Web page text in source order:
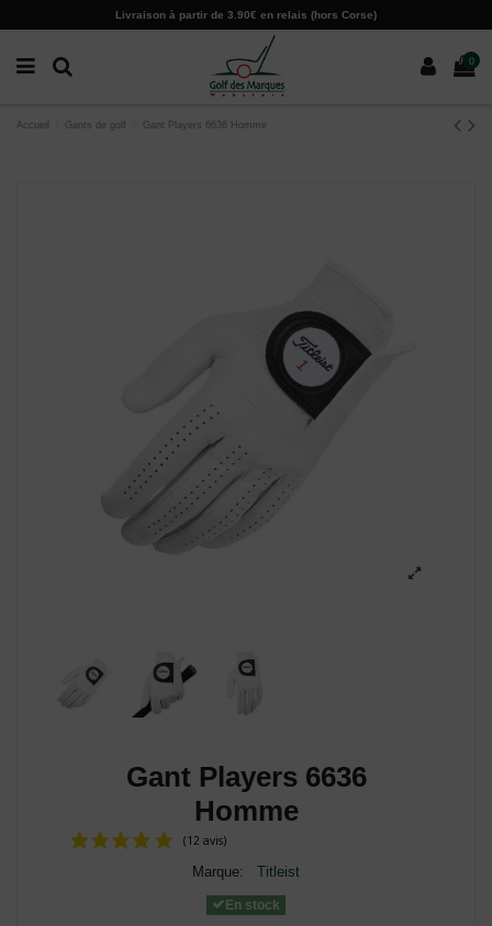
Livraison à partir de 3.90€ en relais (hors Corse)
0
Accueil Gants de golf Gant Players 6636 Homme
Gant Players 6636
Homme
Marque: Titleist
En stock
Paramètres des cookies